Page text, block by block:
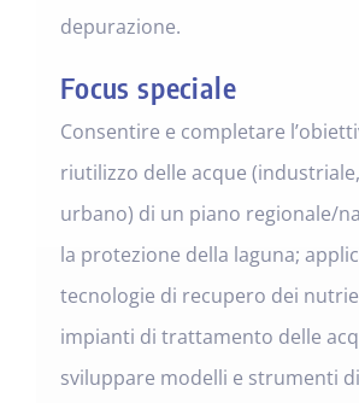
depurazione.
Focus speciale
Consentire e completare
riutilizzo delle acque
urbano) di un piano regionale/
la protezione della laguna;
tecnologie di recupero dei
impianti di trattamento delle
sviluppare modelli e strumenti